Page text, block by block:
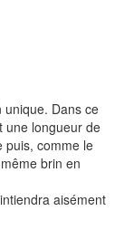
Dans ce
une longueur de
puis, comme le
brin en
aisément